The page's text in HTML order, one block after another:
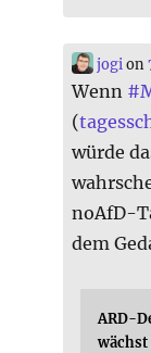
jogion
Wenn #
(
würde
noAfD-
dem
ARD-
wächst